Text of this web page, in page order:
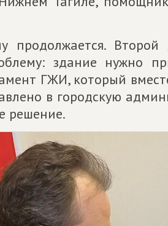
продолжается. Второй
здание нужно
ГЖИ, который
в городскую
решение.